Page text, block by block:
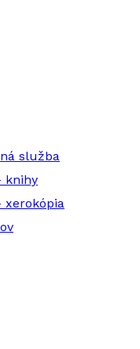
služba
knihy
xerokópia